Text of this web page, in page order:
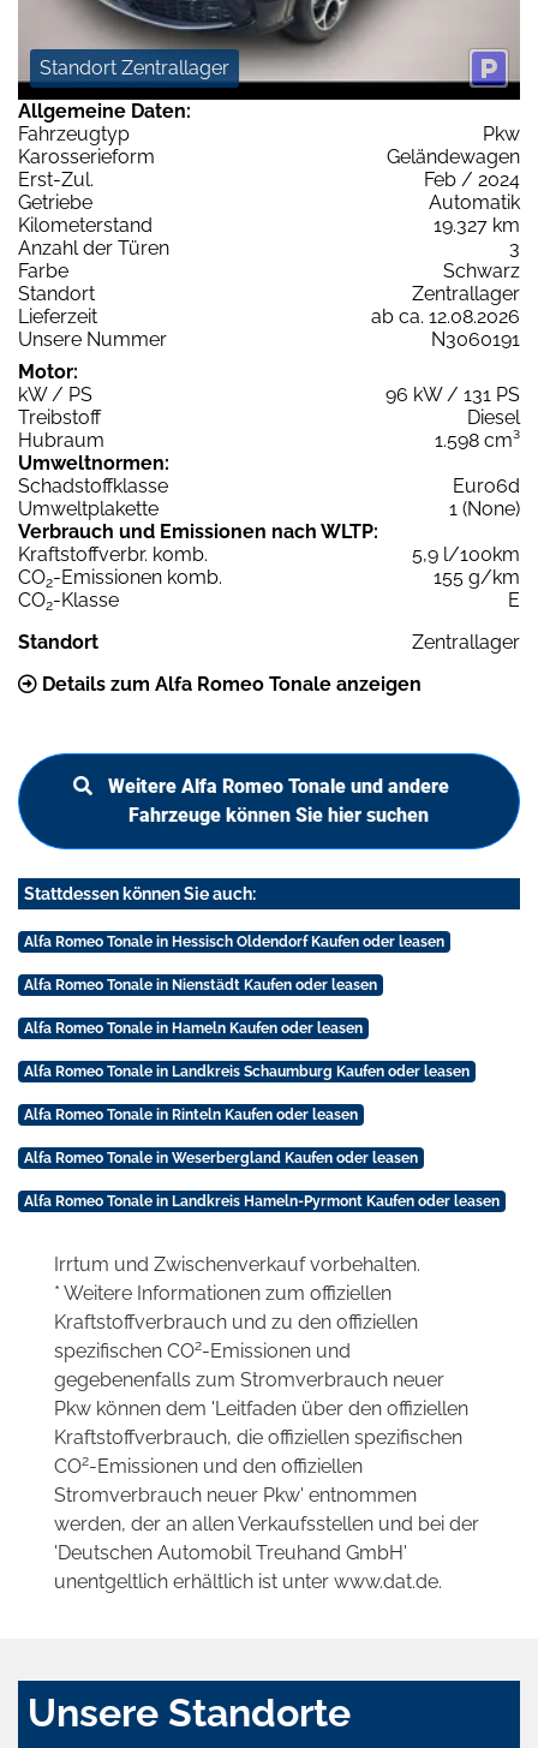
Standort Zentrallager
Allgemeine Daten:
Fahrzeugtyp
Pkw
Karosserieform
Geländewagen
Erst-Zul.
Feb / 2024
Getriebe
Automatik
Kilometerstand
19.327 km
Anzahl der Türen
3
Farbe
Schwarz
Standort
Zentrallager
Lieferzeit
ab ca. 12.08.2026
Unsere Nummer
N3060191
Motor:
kW / PS
96 kW / 131 PS
Treibstoff
Diesel
Hubraum
1.598 cm³
Umweltnormen:
Schadstoffklasse
Euro6d
Umweltplakette
1 (None)
Verbrauch und Emissionen nach WLTP:
Kraftstoffverbr. komb.
5,9 l/100km
CO2-Emissionen komb.
155 g/km
CO2-Klasse
E
Standort
Zentrallager
Details zum Alfa Romeo Tonale anzeigen
Weitere Alfa Romeo Tonale und andere
Fahrzeuge können Sie hier suchen
Stattdessen können Sie auch:
Alfa Romeo Tonale in Hessisch Oldendorf Kaufen oder leasen
Alfa Romeo Tonale in Nienstädt Kaufen oder leasen
Alfa Romeo Tonale in Hameln Kaufen oder leasen
Alfa Romeo Tonale in Landkreis Schaumburg Kaufen oder leasen
Alfa Romeo Tonale in Rinteln Kaufen oder leasen
Alfa Romeo Tonale in Weserbergland Kaufen oder leasen
Alfa Romeo Tonale in Landkreis Hameln-Pyrmont Kaufen oder leasen
Irrtum und Zwischenverkauf vorbehalten.
* Weitere Informationen zum offiziellen
Kraftstoffverbrauch und zu den offiziellen
spezifischen CO2-Emissionen und
gegebenenfalls zum Stromverbrauch neuer
Pkw können dem 'Leitfaden über den offiziellen
Kraftstoffverbrauch, die offiziellen spezifischen
CO2-Emissionen und den offiziellen
Stromverbrauch neuer Pkw' entnommen
werden, der an allen Verkaufsstellen und bei der
'Deutschen Automobil Treuhand GmbH'
unentgeltlich erhältlich ist unter www.dat.de.
Unsere Standorte